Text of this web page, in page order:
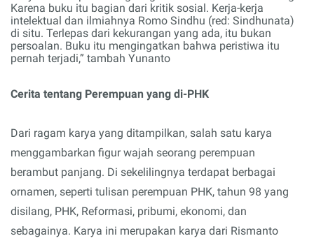
Karena buku itu bagian dari kritik sosial. Kerja-kerja
intelektual dan ilmiahnya Romo Sindhu (red: Sindhunata)
di situ. Terlepas dari kekurangan yang ada, itu bukan
persoalan. Buku itu mengingatkan bahwa peristiwa itu
pernah terjadi,” tambah Yunanto
Cerita tentang Perempuan yang di-PHK
Dari ragam karya yang ditampilkan, salah satu karya
menggambarkan figur wajah seorang perempuan
berambut panjang. Di sekelilingnya terdapat berbagai
ornamen, seperti tulisan perempuan PHK, tahun 98 yang
disilang, PHK, Reformasi, pribumi, ekonomi, dan
sebagainya. Karya ini merupakan karya dari Rismanto